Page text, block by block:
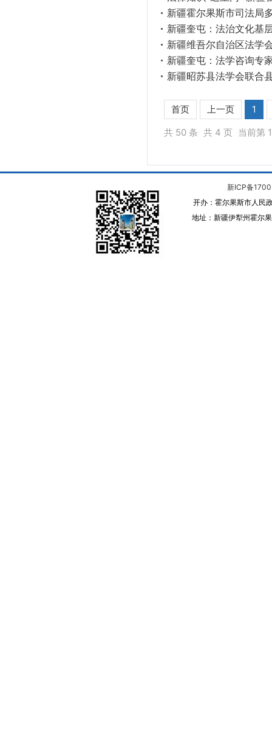
新疆霍尔果斯市司法局
新疆奎屯：法治文化基
新疆维吾尔自治区法学
新疆奎屯：法学咨询专
新疆昭苏县法学会联合
首页 上一页
1
共 50 条 共 4 页 当前第
新ICP备
开办：霍尔果斯市人民
地址：新疆伊犁州霍